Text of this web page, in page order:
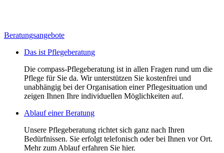
Beratungsangebote
Das ist Pflegeberatung
Die compass-Pflegeberatung ist in allen Fragen rund um die
Pflege für Sie da. Wir unterstützen Sie kostenfrei und
unabhängig bei der Organisation einer Pflegesituation und
zeigen Ihnen Ihre individuellen Möglichkeiten auf.
Ablauf einer Beratung
Unsere Pflegeberatung richtet sich ganz nach Ihren
Bedürfnissen. Sie erfolgt telefonisch oder bei Ihnen vor Ort.
Mehr zum Ablauf erfahren Sie hier.